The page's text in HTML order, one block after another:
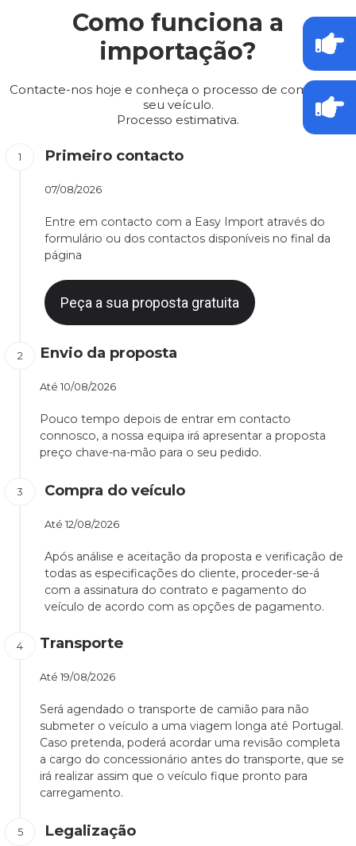
Como funciona a
importação?
Contacte-nos hoje e conheça o processo de compra do
seu veículo.
Processo estimativa.
Primeiro contacto
07/08/2026
Entre em contacto com a Easy Import através do
formulário ou dos contactos disponíveis no final da
página
Peça a sua proposta gratuita
Envio da proposta
Até 10/08/2026
Pouco tempo depois de entrar em contacto
connosco, a nossa equipa irá apresentar a proposta
preço chave-na-mão para o seu pedido.
Compra do veículo
Até 12/08/2026
Após análise e aceitação da proposta e verificação de
todas as especificações do cliente, proceder-se-á
com a assinatura do contrato e pagamento do
veículo de acordo com as opções de pagamento.
Transporte
Até 19/08/2026
Será agendado o transporte de camião para não
submeter o veículo a uma viagem longa até Portugal.
Caso pretenda, poderá acordar uma revisão completa
a cargo do concessionário antes do transporte, que se
irá realizar assim que o veículo fique pronto para
carregamento.
Legalização